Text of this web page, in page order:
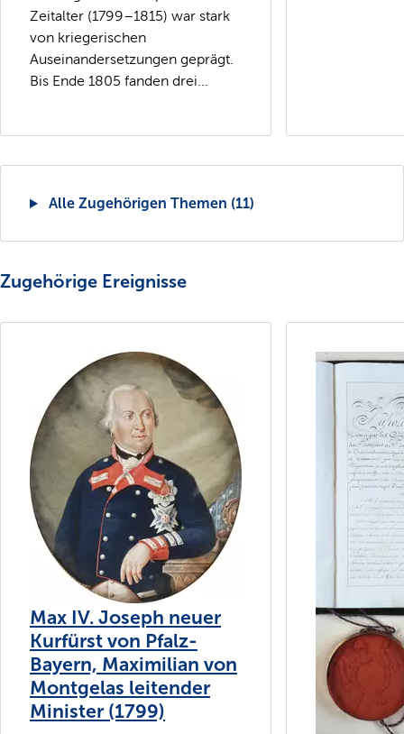
Zeitalter (1799–1815) war stark
von kriegerischen
Auseinandersetzungen geprägt.
Bis Ende 1805 fanden drei...
Alle Zugehörigen Themen (11)
Zugehörige Ereignisse
Max IV. Joseph neuer
Kurfürst von Pfalz-
Bayern, Maximilian von
Montgelas leitender
Minister (1799)